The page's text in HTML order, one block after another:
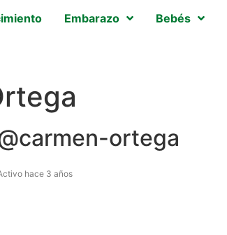
Embarazo Bebés
ortega
hace 3 años